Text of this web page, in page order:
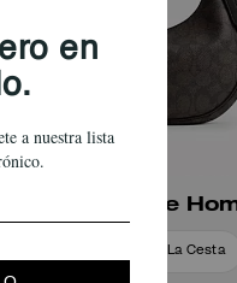
Añadir A La Cesta